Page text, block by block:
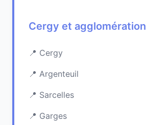
Cergy et agglomération
Cergy
Argenteuil
Sarcelles
Garges